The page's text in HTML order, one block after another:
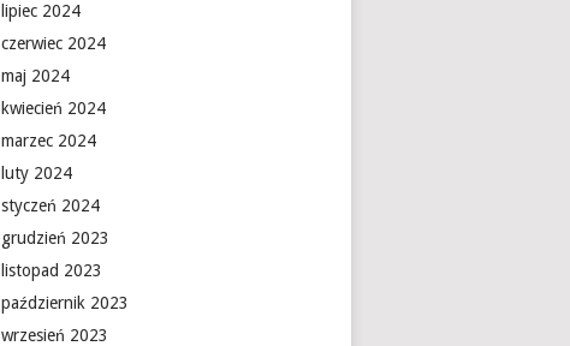
lipiec 2024
czerwiec 2024
maj 2024
kwiecień 2024
marzec 2024
luty 2024
styczeń 2024
grudzień 2023
listopad 2023
październik 2023
wrzesień 2023